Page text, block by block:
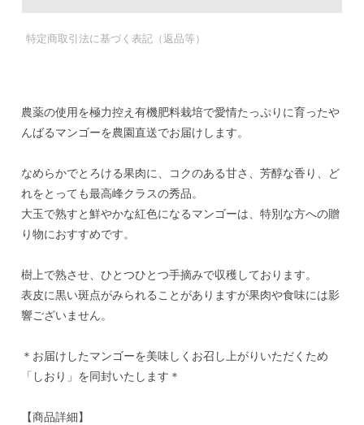
特定商取引法に基づく表記（返品等）
農薬の使用を極力控え有機肥料栽培で愛情たっぷりに育ったや
んばるマンゴーを農園直送でお届けします。
なめらかでとろける果肉に、コクのある甘さ、芳醇な香り、ど
れをとっても最高峰クラスの秀品。
大玉で熟すと鮮やかな紅色になるマンゴーは、特別な方への贈
り物におすすめです。
樹上で熟させ、ひとつひとつ手摘みで収穫しております。
表皮に黒い斑点がみられることがありますが果肉や食味には影
響ございません。
＊お届けしたマンゴーを美味しくお召し上がりいただくため
「しおり」を同封いたします＊
【商品詳細】